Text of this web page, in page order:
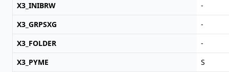
X3_INIBRW
-
X3_GRPSXG
-
X3_FOLDER
-
X3_PYME
S